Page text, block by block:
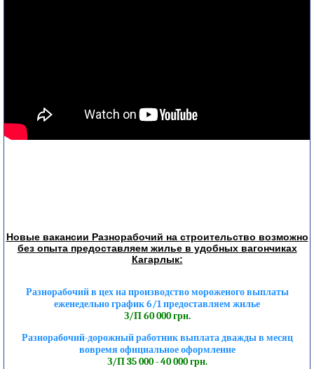
Новые вакансии Разнорабочий на строительство возможно
без опыта предоставляем жилье в удобных вагончиках
Кагарлык:
Разнорабочий в цех на производство мороженого выплаты
еженедельно график 6/1 предоставляем жилье
З/П 60 000 грн.
Разнорабочий-дорожный работник выплата дважды в месяц
вовремя официальное оформление
З/П 35 000 - 40 000 грн.